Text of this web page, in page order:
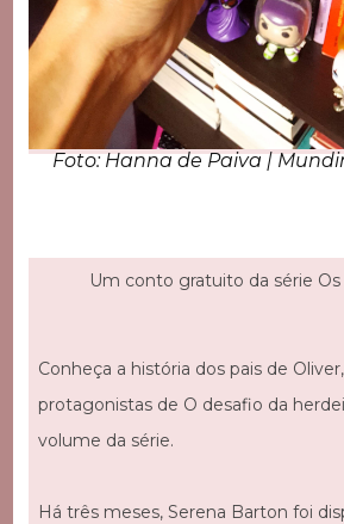
Foto: Hanna de Paiva |
Um conto gratuito da série
Conheça a história dos pais de
protagonistas de O desafio da
volume da série.
Há três meses, Serena Barton foi